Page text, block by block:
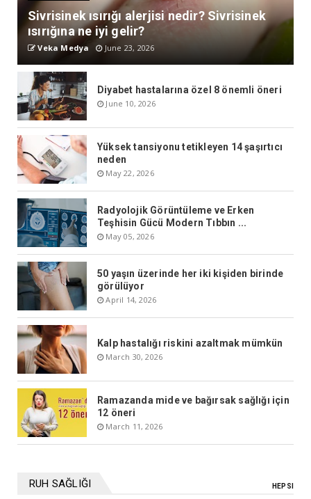
Sivrisinek ısırığı alerjisi nedir? Sivrisinek
ısırığına ne iyi gelir?
Veka Medya June 23, 2026
Diyabet hastalarına özel 8 önemli öneri
June 10, 2026
Yüksek tansiyonu tetikleyen 14 şaşırtıcı
neden
May 22, 2026
Radyolojik Görüntüleme ve Erken
Teşhisin Gücü Modern Tıbbın ...
May 05, 2026
50 yaşın üzerinde her iki kişiden birinde
görülüyor
April 14, 2026
Kalp hastalığı riskini azaltmak mümkün
March 30, 2026
Ramazanda mide ve bağırsak sağlığı için
12 öneri
March 11, 2026
RUH SAĞLIĞI HEPSI